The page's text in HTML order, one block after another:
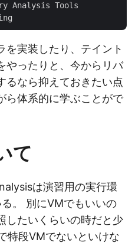
Analysis Tools
を実装したり、テイント
やったりと、今からリバ
るなら抑えておきたい点
ら体系的に学ぶことがで
て
は演習用の実行環
。 別にVMでもいいの
したいくらいの時だと少
特段VMでないといけな